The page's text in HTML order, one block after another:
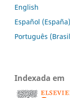
English
Español (España)
Português
Indexada em